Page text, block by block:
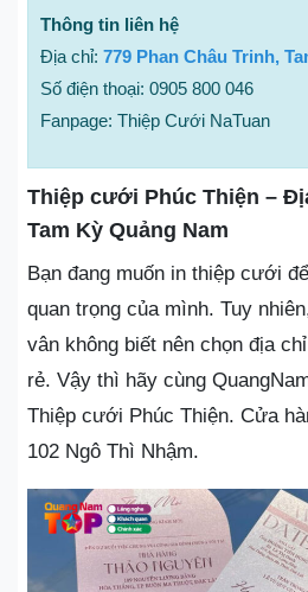
Thông tin liên hệ
Địa chỉ: 779 Phan Châu Trinh,
Số điện thoại: 0905 800 046
Fanpage: Thiệp Cưới NaTuan
Thiệp cưới Phúc Thiện –
Tam Kỳ Quảng Nam
Bạn đang muốn in thiệp cưới
quan trọng của mình. Tuy
vân không biết nên chọn địa
rẻ. Vậy thì hãy cùng
Thiệp cưới Phúc Thiện. Cửa
102 Ngô Thì Nhậm.